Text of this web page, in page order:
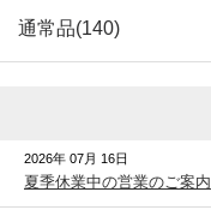
通常品(140)
2026年 07月 16日
夏季休業中の営業のご案内